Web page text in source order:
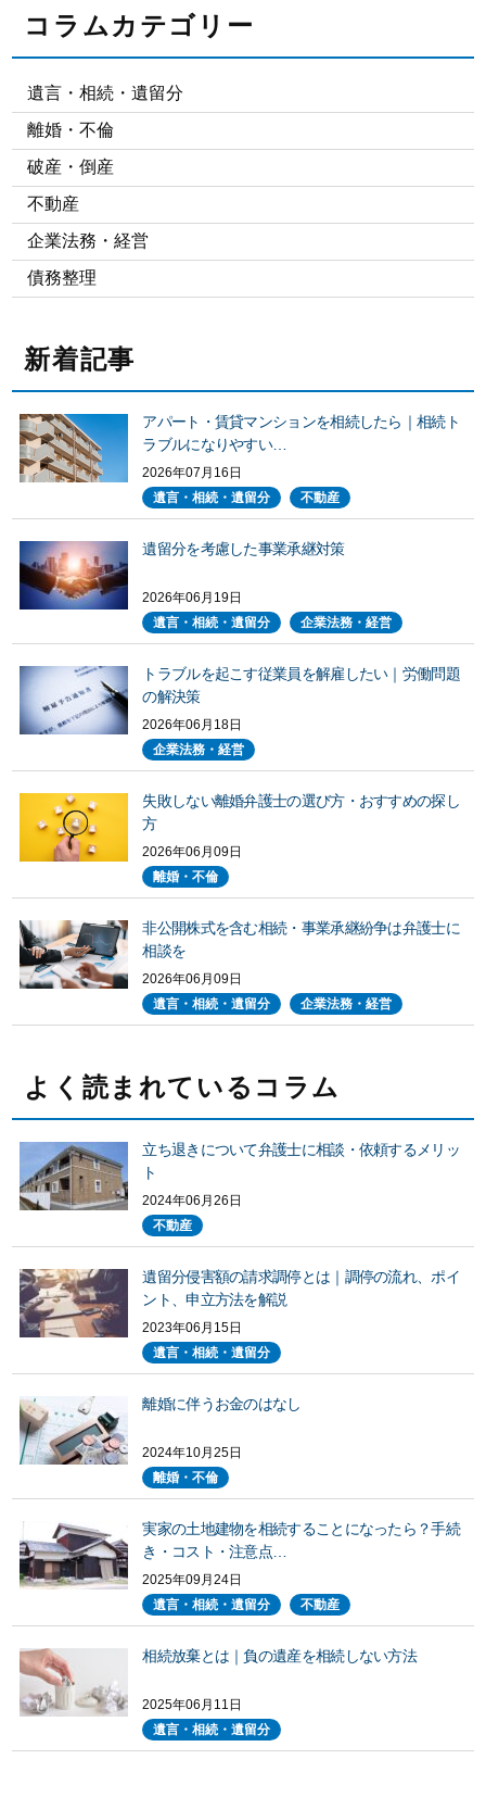
コラムカテゴリー
遺言・相続・遺留分
離婚・不倫
破産・倒産
不動産
企業法務・経営
債務整理
新着記事
アパート・賃貸マンションを相続したら｜相続ト
ラブルになりやすい…
2026年07月16日
遺言・相続・遺留分
不動産
遺留分を考慮した事業承継対策
2026年06月19日
遺言・相続・遺留分
企業法務・経営
トラブルを起こす従業員を解雇したい｜労働問題
の解決策
2026年06月18日
企業法務・経営
失敗しない離婚弁護士の選び方・おすすめの探し
方
2026年06月09日
離婚・不倫
非公開株式を含む相続・事業承継紛争は弁護士に
相談を
2026年06月09日
遺言・相続・遺留分
企業法務・経営
よく読まれているコラム
立ち退きについて弁護士に相談・依頼するメリッ
ト
2024年06月26日
不動産
遺留分侵害額の請求調停とは｜調停の流れ、ポイ
ント、申立方法を解説
2023年06月15日
遺言・相続・遺留分
離婚に伴うお金のはなし
2024年10月25日
離婚・不倫
実家の土地建物を相続することになったら？手続
き・コスト・注意点…
2025年09月24日
遺言・相続・遺留分
不動産
相続放棄とは｜負の遺産を相続しない方法
2025年06月11日
遺言・相続・遺留分